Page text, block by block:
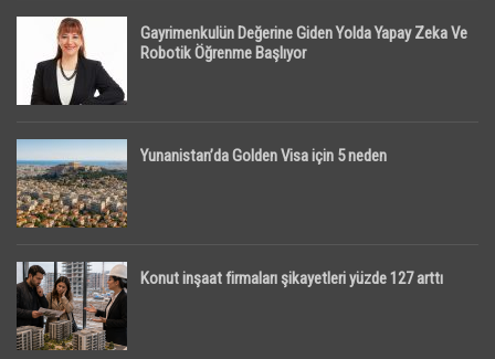
Gayrimenkulün Değerine Giden Yolda Yapay Zeka Ve
Robotik Öğrenme Başlıyor
Yunanistan’da Golden Visa için 5 neden
Konut inşaat firmaları şikayetleri yüzde 127 arttı